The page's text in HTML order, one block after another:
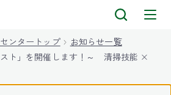
ンタートップ
お知らせ一覧
スト」を開催します！～ 清掃技能 ×